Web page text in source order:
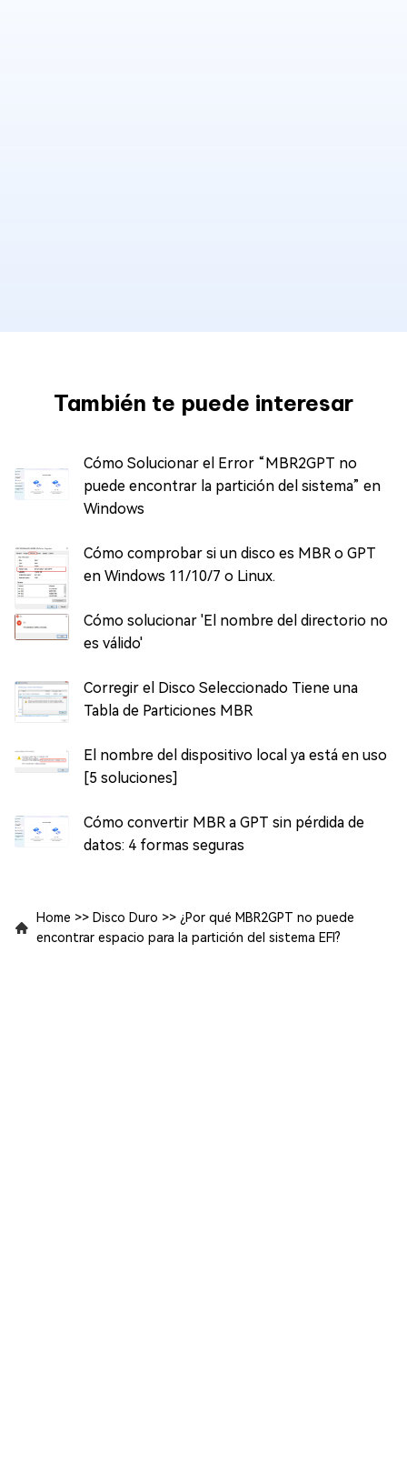
También te puede interesar
Cómo Solucionar el Error “MBR2GPT no
puede encontrar la partición del sistema” en
Windows
Cómo comprobar si un disco es MBR o GPT
en Windows 11/10/7 o Linux.
Cómo solucionar 'El nombre del directorio no
es válido'
Corregir el Disco Seleccionado Tiene una
Tabla de Particiones MBR
El nombre del dispositivo local ya está en uso
[5 soluciones]
Cómo convertir MBR a GPT sin pérdida de
datos: 4 formas seguras
Home >> Disco Duro >> ¿Por qué MBR2GPT no puede
encontrar espacio para la partición del sistema EFI?